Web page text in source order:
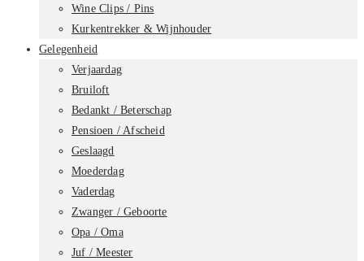
Wine Clips / Pins
Kurkentrekker & Wijnhouder
Gelegenheid
Verjaardag
Bruiloft
Bedankt / Beterschap
Pensioen / Afscheid
Geslaagd
Moederdag
Vaderdag
Zwanger / Geboorte
Opa / Oma
Juf / Meester